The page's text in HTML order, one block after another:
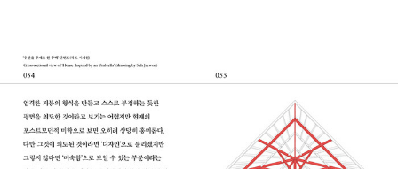
기획됐다. 원고를 다듬고 내용을 추가해 살을 붙이면서, 건축가 서재
설명하는 과정이 필요하다 느꼈다. 이에 맞춰 포르투갈 포루투에서
활동하는 건축가 팔라(fala)가 쓴 ‘추천의 글’과 건축비평가이자 건축